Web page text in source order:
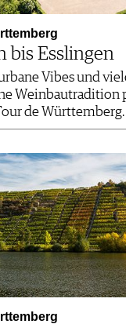
bis Esslingen
Vibes und
Weinbautradition
de Württemberg.